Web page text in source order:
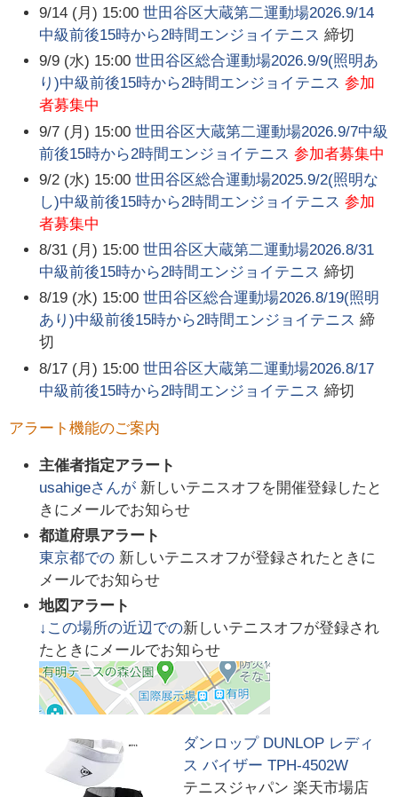
9/14 (月) 15:00 世田谷区大蔵第二運動場2026.9/14
中級前後15時から2時間エンジョイテニス 締切
9/9 (水) 15:00 世田谷区総合運動場2026.9/9(照明あ
り)中級前後15時から2時間エンジョイテニス 参加
者募集中
9/7 (月) 15:00 世田谷区大蔵第二運動場2026.9/7中級
前後15時から2時間エンジョイテニス 参加者募集中
9/2 (水) 15:00 世田谷区総合運動場2025.9/2(照明な
し)中級前後15時から2時間エンジョイテニス 参加
者募集中
8/31 (月) 15:00 世田谷区大蔵第二運動場2026.8/31
中級前後15時から2時間エンジョイテニス 締切
8/19 (水) 15:00 世田谷区総合運動場2026.8/19(照明
あり)中級前後15時から2時間エンジョイテニス 締
切
8/17 (月) 15:00 世田谷区大蔵第二運動場2026.8/17
中級前後15時から2時間エンジョイテニス 締切
アラート機能のご案内
主催者指定アラート
usahigeさんが 新しいテニスオフを開催登録したと
きにメールでお知らせ
都道府県アラート
東京都での 新しいテニスオフが登録されたときに
メールでお知らせ
地図アラート
↓この場所の近辺での新しいテニスオフが登録され
たときにメールでお知らせ
ダンロップ DUNLOP レディ
ス バイザー TPH-4502W
テニスジャパン 楽天市場店